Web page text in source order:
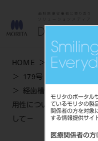
モリタのポータル
ているモリタの製
関係者の方を対象
する情報提供サイ
医療関係者の方
HOME 学術・お役立
179号 WINTER
経歯槽頂上顎洞挙上
用性について－Hatch
して－
お問い合わせ
商品について
セミナーについて
友の会について
ご開業について
会員登録
MORITA With